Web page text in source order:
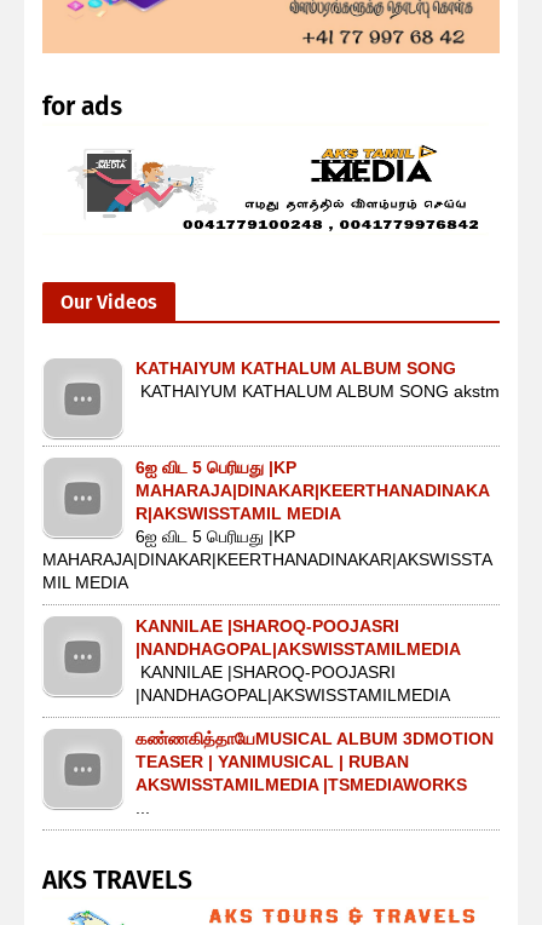
for ads
Our Videos
KATHAIYUM KATHALUM ALBUM SONG
KATHAIYUM KATHALUM ALBUM SONG akstm
6ஐ விட 5 பெரியது |KP
MAHARAJA|DINAKAR|KEERTHANADINAKA
R|AKSWISSTAMIL MEDIA
6ஐ விட 5 பெரியது |KP
MAHARAJA|DINAKAR|KEERTHANADINAKAR|AKSWISSTA
MIL MEDIA
KANNILAE |SHAROQ-POOJASRI
|NANDHAGOPAL|AKSWISSTAMILMEDIA
KANNILAE |SHAROQ-POOJASRI
|NANDHAGOPAL|AKSWISSTAMILMEDIA
கண்ணகித்தாயேMUSICAL ALBUM 3DMOTION
TEASER | YANIMUSICAL | RUBAN
AKSWISSTAMILMEDIA |TSMEDIAWORKS
AKS TRAVELS